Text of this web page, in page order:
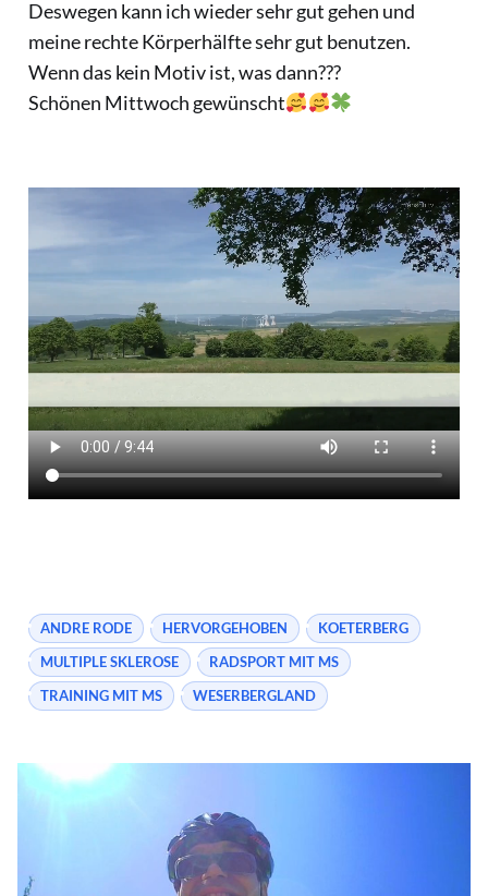
Deswegen kann ich wieder sehr gut gehen und
meine rechte Körperhälfte sehr gut benutzen.
Wenn das kein Motiv ist, was dann???
Schönen Mittwoch gewünscht
ANDRE RODE HERVORGEHOBEN
KOETERBERG
MULTIPLE SKLEROSE
RADSPORT MIT MS
TRAINING MIT MS
WESERBERGLAND